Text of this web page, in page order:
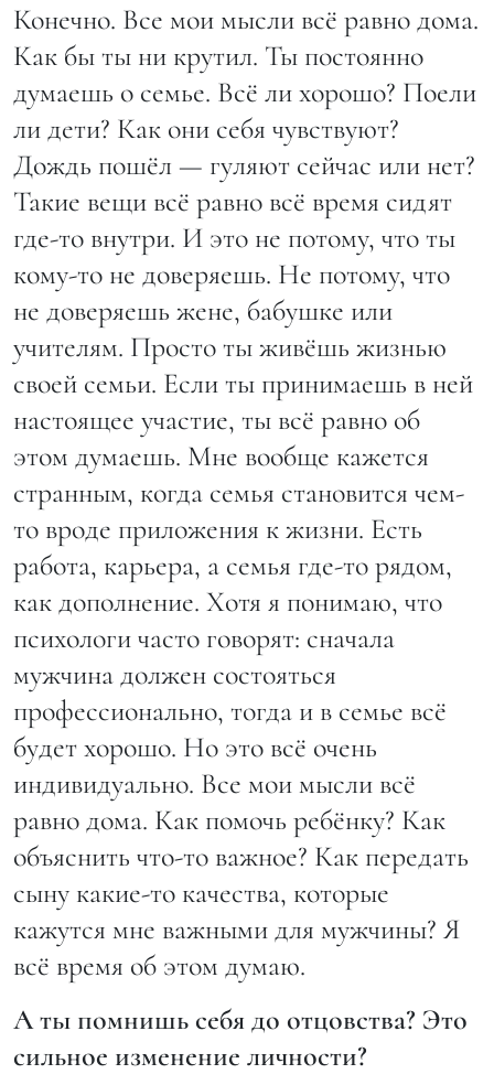
Конечно. Все мои мысли всё равно дома.
Как бы ты ни крутил. Ты постоянно
думаешь о семье. Всё ли хорошо? Поели
ли дети? Как они себя чувствуют?
Дождь пошёл — гуляют сейчас или нет?
Такие вещи всё равно всё время сидят
где-то внутри. И это не потому, что ты
кому-то не доверяешь. Не потому, что
не доверяешь жене, бабушке или
учителям. Просто ты живёшь жизнью
своей семьи. Если ты принимаешь в ней
настоящее участие, ты всё равно об
этом думаешь. Мне вообще кажется
странным, когда семья становится чем-
то вроде приложения к жизни. Есть
работа, карьера, а семья где-то рядом,
как дополнение. Хотя я понимаю, что
психологи часто говорят: сначала
мужчина должен состояться
профессионально, тогда и в семье всё
будет хорошо. Но это всё очень
индивидуально. Все мои мысли всё
равно дома. Как помочь ребёнку? Как
объяснить что-то важное? Как передать
сыну какие-то качества, которые
кажутся мне важными для мужчины? Я
всё время об этом думаю.
А ты помнишь себя до отцовства? Это
сильное изменение личности?